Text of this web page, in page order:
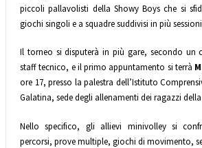
piccoli pallavolisti della Showy Boys che si
giochi singoli e a squadre suddivisi in più
Il torneo si disputerà in più gare, secondo un
staff tecnico, e il primo appuntamento si terrà
ore 17, presso la palestra dell’Istituto
Galatina, sede degli allenamenti dei ragazzi
Nello specifico, gli allievi minivolley si
percorsi, prove multiple, giochi di movimento,